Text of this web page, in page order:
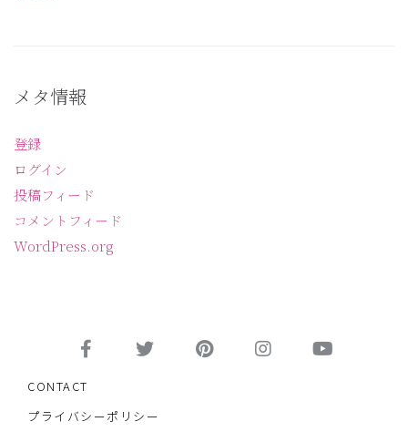
メタ情報
登録
ログイン
投稿フィード
コメントフィード
WordPress.org
CONTACT
プライバシーポリシー